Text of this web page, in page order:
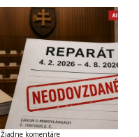
Žiadne komentáre